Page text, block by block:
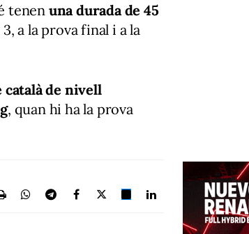
tenen una durada de 45
a la prova final i a la
de nivell
, quan hi ha la prova